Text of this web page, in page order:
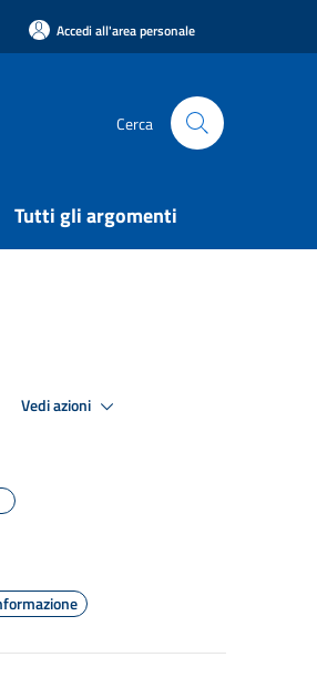
Accedi all'area personale
Cerca
Tutti gli argomenti
Vedi azioni